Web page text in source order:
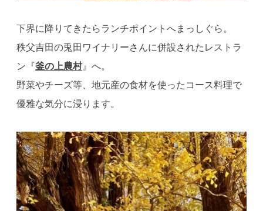
下界に降りてきたらランチポイントへまっしぐら。
秩父吉田の兎田ワイナリーさんに併設されたレストラ
ン『釜の上農村』へ。
野菜やチーズ等、地元産の食材を使ったコース料理で
優雅な気分に浸ります。